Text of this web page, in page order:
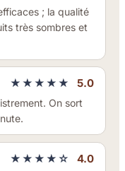
; la qualité
très sombres et
★★★★★ 5.0
On sort
★★★★☆ 4.0